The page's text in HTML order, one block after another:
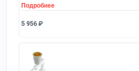
порошковой краской.
Подробнее
5 956 ₽